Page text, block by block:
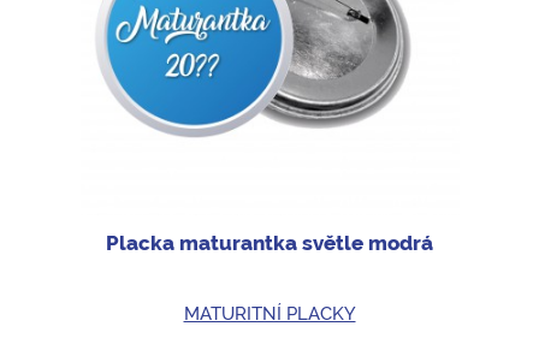
Placka maturantka světle modrá
MATURITNÍ PLACKY